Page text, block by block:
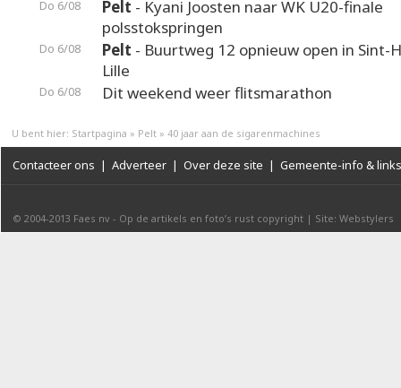
Do 6/08 Pelt - Kyani Joosten naar WK U20-finale
polsstokspringen
Do 6/08 Pelt - Buurtweg 12 opnieuw open in Sint-
Lille
Do 6/08 Dit weekend weer flitsmarathon
U bent hier: Startpagina » Pelt » 40 jaar aan de sigarenmachines
Contacteer ons | Adverteer | Over deze site | Gemeente-info & links
© 2004-2013 Faes nv - Op de artikels en foto’s rust copyright | Site: Webstylers